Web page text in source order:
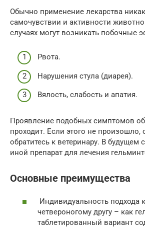
Обычно применение лекарства
самочувствии и активности
случаях могут возникать побочные
Рвота.
Нарушения стула (диарея).
Вялость, слабость и апатия.
Проявление подобных симптомов
проходит. Если этого не произошло,
обратитесь к ветеринару. В будущем
иной препарат для лечения
Основные преимущества
Индивидуальность подхода
четвероногому другу – как
таблетированный вариант